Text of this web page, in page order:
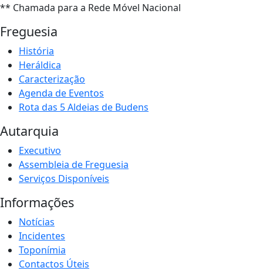
** Chamada para a Rede Móvel Nacional
Freguesia
História
Heráldica
Caracterização
Agenda de Eventos
Rota das 5 Aldeias de Budens
Autarquia
Executivo
Assembleia de Freguesia
Serviços Disponíveis
Informações
Notícias
Incidentes
Toponímia
Contactos Úteis